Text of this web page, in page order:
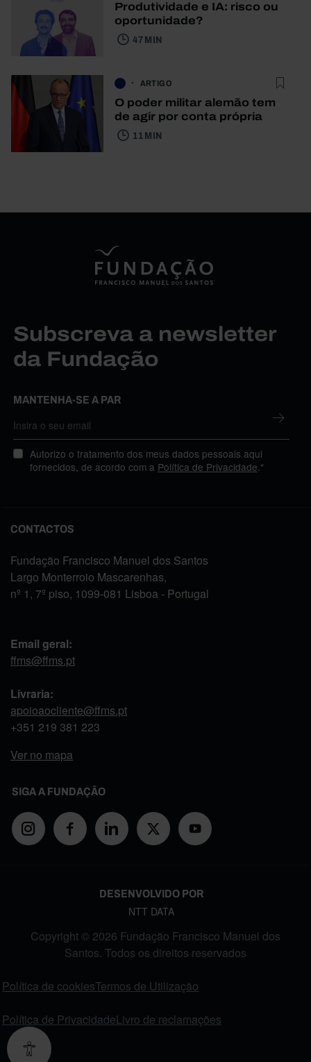
Produtividade e IA: risco ou
oportunidade?
47 MIN
ARTIGO
O poder militar alemão tem
de agir por conta própria
11 MIN
Subscreva a newsletter
da Fundação
MANTENHA-SE A PAR
Autorizo o tratamento dos meus dados pessoais aqui
fornecidos, de acordo com a Política de Privacidade .*
CONTACTOS
Fundação Francisco Manuel dos Santos
Largo Monterroio Mascarenhas,
nº 1, 7º piso, 1099-081 Lisboa - Portugal
Email geral:
ffms@ffms.pt
Livraria:
apoioaocliente@ffms.pt
+351 219 381 223
Ver no mapa
SIGA A FUNDAÇÃO
DESENVOLVIDO POR
NTT DATA
Copyright © 2026 Fundação Francisco Manuel dos
Santos. Todos os direitos reservados
Política de cookiesTermos de Utilização
Política de PrivacidadeLivro de reclamações